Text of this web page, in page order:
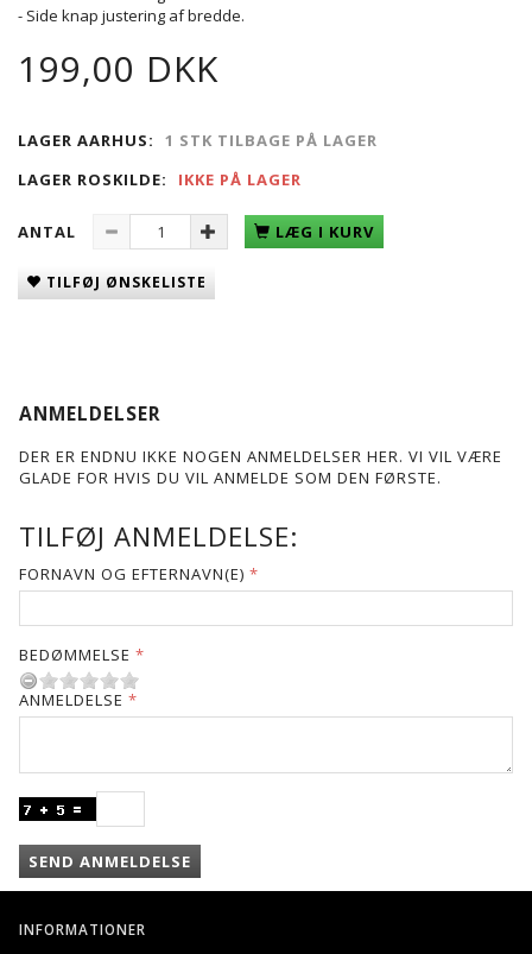
- Side knap justering af bredde.
199,00 DKK
LAGER AARHUS:
1 STK TILBAGE PÅ LAGER
LAGER ROSKILDE:
IKKE PÅ LAGER
ANTAL LÆG I KURV
TILFØJ ØNSKELISTE
ANMELDELSER
DER ER ENDNU IKKE NOGEN ANMELDELSER HER. VI VIL VÆRE
GLADE FOR HVIS DU VIL ANMELDE SOM DEN FØRSTE.
TILFØJ ANMELDELSE:
FORNAVN OG EFTERNAVN(E)
BEDØMMELSE
ANMELDELSE
SEND ANMELDELSE
INFORMATIONER